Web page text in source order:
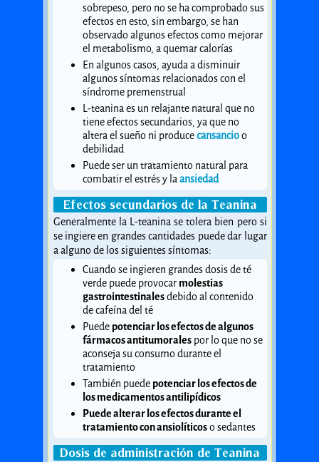
sobrepeso, pero no se ha comprobado sus
efectos en esto, sin embargo, se han
observado algunos efectos como mejorar
el metabolismo, a quemar calorías
En algunos casos, ayuda a disminuir
algunos síntomas relacionados con el
síndrome premenstrual
L-teanina es un relajante natural que no
tiene efectos secundarios, ya que no
altera el sueño ni producecansancioo
debilidad
Puede ser un tratamiento natural para
combatir el estrés y laansiedad
Efectos secundarios de la Teanina
Generalmente la L-teanina se tolera bien pero si
se ingiere en grandes cantidades puede dar lugar
a alguno de los siguientes síntomas:
Cuando se ingieren grandes dosis de té
verde puede provocar molestias
gastrointestinalesdebido al contenido
de cafeína del té
Puede potenciar los efectos de algunos
fármacos antitumoralespor lo que no se
aconseja su consumo durante el
tratamiento
También puede potenciar los efectos de
los medicamentos antilipídicos
Puede alterar los efectos durante el
tratamiento con ansiolíticoso sedantes
Dosis de administración de Teanina